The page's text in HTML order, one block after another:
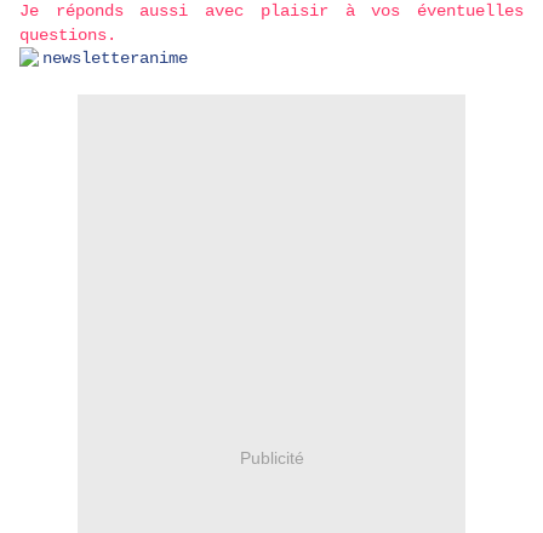
Je réponds aussi avec plaisir à vos éventuelles
questions.
Publicité